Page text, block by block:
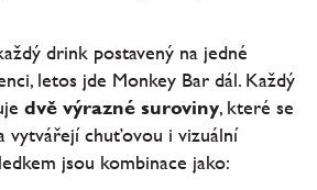
drink postavený na jedné
letos jde Monkey Bar dál. Každý
dvě výrazné suroviny, které se
vytvářejí chuťovou i vizuální
jsou kombinace jako: